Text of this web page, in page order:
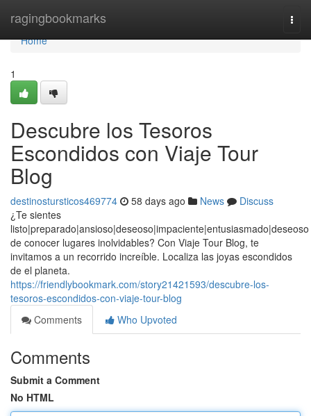
ragingbookmarks
Home
Home
1
Descubre los Tesoros
Escondidos con Viaje Tour
Blog
destinostursticos469774 58 days ago News
Discuss
¿Te sientes
listo|preparado|ansioso|deseoso|impaciente|entusiasmado|deseoso
de conocer lugares inolvidables? Con Viaje Tour Blog, te
invitamos a un recorrido increíble. Localiza las joyas escondidos
de el planeta.
https://friendlybookmark.com/story21421593/descubre-los-
tesoros-escondidos-con-viaje-tour-blog
Comments
Who Upvoted
Comments
Submit a Comment
No HTML